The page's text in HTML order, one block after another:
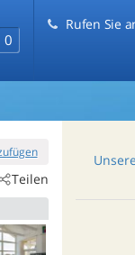
0
Rufen Sie
Teilen